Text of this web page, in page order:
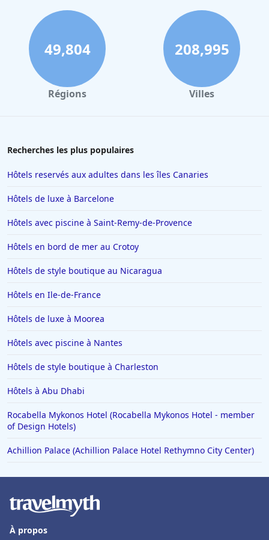
Hôtels à Lourdes
Hôtels à Saint-Lary-Soulan
Hôtels à Hendaye
Hôtels à Combloux
Hôtels à Salou
Hôtels à Saint-Remy-de-Provence
Hôtels à Chambéry
Hôtels à Tignes
Hôtels en Italie
Hôtels à Miami
Hôtels à Megève
Hôtels en Loire Atlantique
Hôtels à Tulum
Hôtels à Turin
Hôtels en Andorre
Hôtels à Chantilly
Hôtels à Grindelwald
49,804
Régions
208,995
Villes
Recherches les plus populaires
Hôtels reservés aux adultes dans les îles Canaries
Hôtels de luxe à Barcelone
Hôtels avec piscine à Saint-Remy-de-Provence
Hôtels en bord de mer au Crotoy
Hôtels de style boutique au Nicaragua
Hôtels en Ile-de-France
Hôtels de luxe à Moorea
Hôtels avec piscine à Nantes
Hôtels de style boutique à Charleston
Hôtels à Abu Dhabi
Rocabella Mykonos Hotel (Rocabella Mykonos Hotel - member
of Design Hotels)
Achillion Palace (Achillion Palace Hotel Rethymno City Center)
À propos